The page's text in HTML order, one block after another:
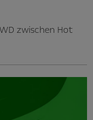
zwischen Hot